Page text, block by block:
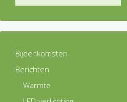
Bijeenkomsten
Berichten
Warmte